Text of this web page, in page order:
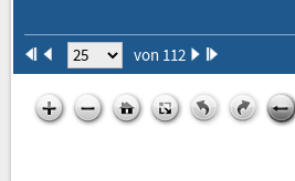
von 112